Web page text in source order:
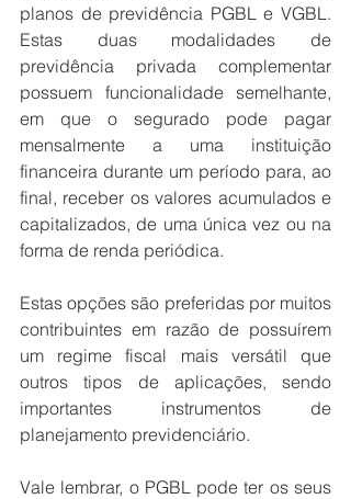
planos de previdência PGBL e VGBL.
Estas duas modalidades de
previdência privada complementar
possuem funcionalidade semelhante,
em que o segurado pode pagar
mensalmente a uma instituição
financeira durante um período para, ao
final, receber os valores acumulados e
capitalizados, de uma única vez ou na
forma de renda periódica.
Estas opções são preferidas por muitos
contribuintes em razão de possuírem
um regime fiscal mais versátil que
outros tipos de aplicações, sendo
importantes instrumentos de
planejamento previdenciário.
Vale lembrar, o PGBL pode ter os seus